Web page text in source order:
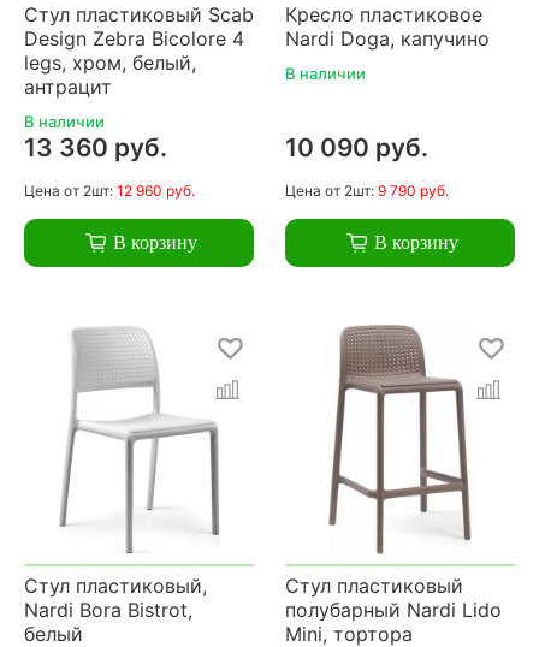
Стул пластиковый Scab
Design Zebra Bicolore 4
legs, хром, белый,
антрацит
В наличии
13 360 руб.
Цена от 2шт: 12 960 руб.
В корзину
Кресло пластиковое
Nardi Doga, капучино
В наличии
10 090 руб.
Цена от 2шт: 9 790 руб.
В корзину
Стул пластиковый,
Nardi Bora Bistrot,
белый
Стул пластиковый
полубарный Nardi Lido
Mini, тортора